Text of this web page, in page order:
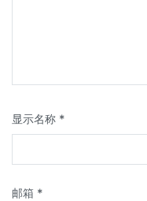
显示名称 *
邮箱 *